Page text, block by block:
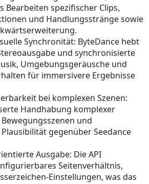
Bearbeiten spezifischer Clips,
und Handlungsstränge sowie
Synchronität: ByteDance hebt
und synchronisierte
Umgebungsgeräusche und
für immersivere Ergebnisse
bei komplexen Szenen:
Handhabung komplexer
und
gegenüber Seedance
Ausgabe: Die API
Seitenverhältnis,
Einstellungen, was das